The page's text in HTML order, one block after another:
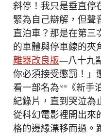
斜停！我只是垂直停
緊為自己辯解，但聲
直泊車？那是在第三
的車體與停車線的
離器改良版—八十九
你必須接受懲罰！」
看一部名為**《新手
紀錄片，直到哭泣為
從科幻電影裡開出來
格的邊緣漂移而過。